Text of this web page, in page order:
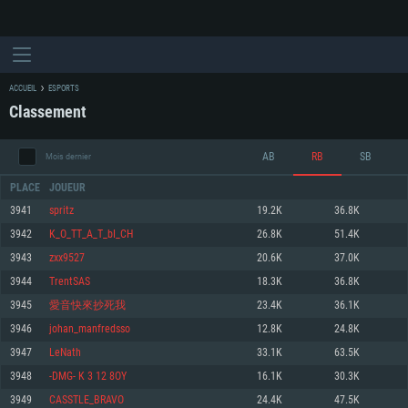
CONFIGURATION SYSTÈME REQUISE
Minimum
OS: Windows 10 (64 bit)
Processeur: Dual-Core 2.2 GHz
Minimum
OS: Mac OS Big Sur 11.0 ou plus récent
Processeur: Core i5, minimum 2.2GHz (Les processeurs Intel Xeon ne sont
Minimum
OS: Les configurations Linux 64 bits les plus modernes
Processeur: Dual-Core 2.4 GHz
ACCUEIL ESPORTS
Classement
Mois dernier AB RB SB
PLACE JOUEUR
3941 spritz 19.2K 36.8K
3942 K_O_TT_A_T_bI_CH 26.8K 51.4K
3943 zxx9527 20.6K 37.0K
3944 TrentSAS 18.3K 36.8K
3945 愛音快來抄死我 23.4K 36.1K
3946 johan_manfredsso 12.8K 24.8K
3947 LeNath 33.1K 63.5K
3948 -DMG- K 3 12 8OY 16.1K 30.3K
3949 CASSTLE_BRAVO 24.4K 47.5K